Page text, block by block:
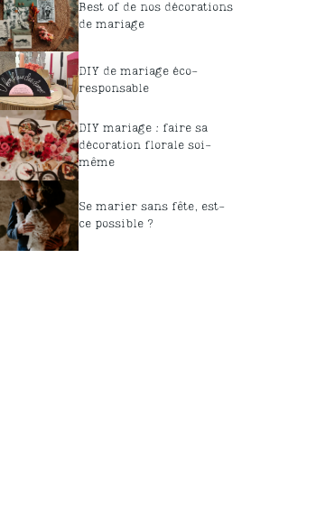
Best of de nos décorations
de mariage
DIY de mariage éco-
responsable
DIY mariage : faire sa
décoration florale soi-
même
Se marier sans fête, est-
ce possible ?